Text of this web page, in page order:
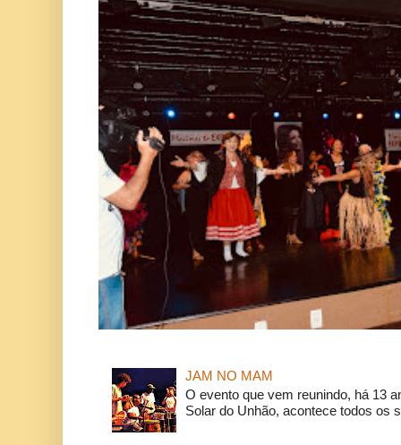
JAM NO MAM
O evento que vem reunindo, há 13
Solar do Unhão, acontece todos os